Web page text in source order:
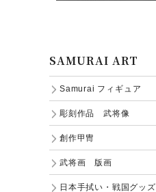
SAMURAI ART
Samurai フィギュア
彫刻作品 武将像
創作甲冑
武将画 版画
日本手拭い・戦国グッズ